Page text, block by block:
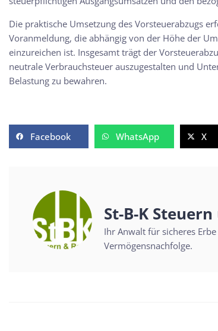
Die praktische Umsetzung des Vorsteuerabzugs
Voranmeldung, die abhängig von der Höhe der
einzureichen ist. Insgesamt trägt der
neutrale Verbrauchsteuer auszugestalten und
Belastung zu bewahren.
Facebook WhatsApp X
St-B-K
Ihr Anwalt für sicheres
Vermögensnachfolge.